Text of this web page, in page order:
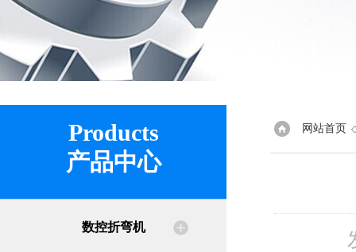
Products
产品中心
数控折弯机
网站首页